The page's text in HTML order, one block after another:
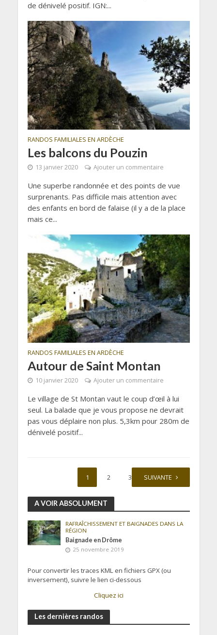
de dénivelé positif. IGN:...
RANDOS FAMILIALES EN ARDÈCHE
Les balcons du Pouzin
13 janvier 2020 Ajouter un commentaire
Une superbe randonnée et des points de vue
surprenants. Pas difficile mais attention avec
des enfants en bord de falaise (il y a de la place
mais ce...
RANDOS FAMILIALES EN ARDÈCHE
Autour de Saint Montan
10 janvier 2020 Ajouter un commentaire
Le village de St Montan vaut le coup d’œil à lui
seul. La balade que je vous propose ne devrait
pas vous déplaire non plus. 5,3km pour 280m de
dénivelé positif...
1 2 3 SUIVANTE
A VOIR ABSOLUMENT
RAFRAÎCHISSEMENT ET BAIGNADES DANS LA
RÉGION
Baignade en Drôme
25 novembre 2019
Pour convertir les traces KML en fichiers GPX (ou
inversement), suivre le lien ci-dessous
Cliquez ici
Les dernières randos